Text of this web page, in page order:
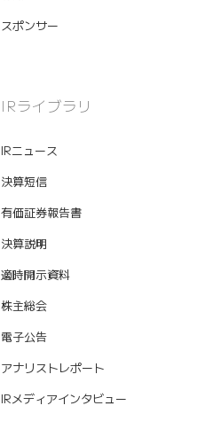
スポンサー
IRライブラリ
IRニュース
決算短信
有価証券報告書
決算説明
適時開示資料
株主総会
電子公告
アナリストレポート
IRメディアインタビュー